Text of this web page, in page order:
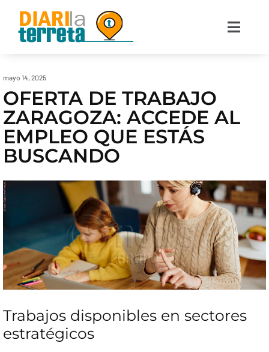
mayo 14, 2025
OFERTA DE TRABAJO
ZARAGOZA: ACCEDE AL
EMPLEO QUE ESTÁS
BUSCANDO
Trabajos disponibles en sectores
estratégicos